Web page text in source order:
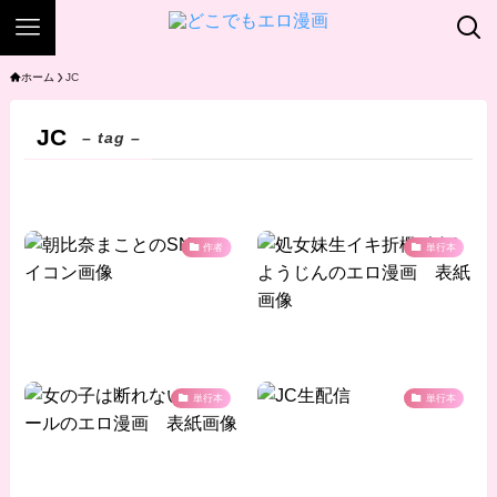
ホーム JC
JC – tag –
作者 単行本
単行本 単行本